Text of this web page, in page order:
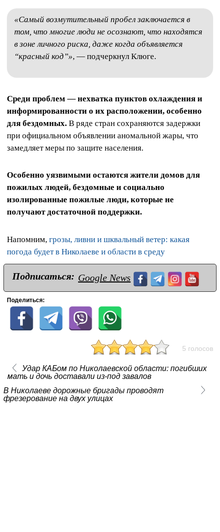
«Самый возмутительный пробел заключается в
том, что многие люди не осознают, что находятся
в зоне личного риска, даже когда объявляется
“красный код”», — подчеркнул Клюге.
Среди проблем — нехватка пунктов охлаждения и
информированности о их расположении, особенно
для бездомных. В ряде стран сохраняются задержки
при официальном объявлении аномальной жары, что
замедляет меры по защите населения.
Особенно уязвимыми остаются жители домов для
пожилых людей, бездомные и социально
изолированные пожилые люди, которые не
получают достаточной поддержки.
Напомним, грозы, ливни и шквальный ветер: какая
погода будет в Николаеве и области в среду
Подписаться: Google News
Поделиться:
5 голосов
Удар КАБом по Николаевской области: погибших
мать и дочь доставали из-под завалов
В Николаеве дорожные бригады проводят
фрезерование на двух улицах